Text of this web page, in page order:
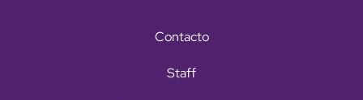
Contacto
Staff